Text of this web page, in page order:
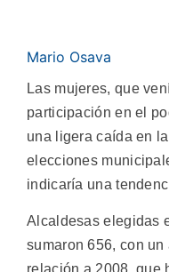
Mario Osava
Las mujeres, que
participación en el
una ligera caída en
elecciones
indicaría una
Alcaldesas elegidas
sumaron 656, con